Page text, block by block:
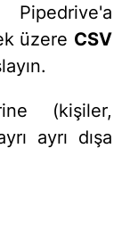
üzere CSV
(kişiler,
ayrı dışa